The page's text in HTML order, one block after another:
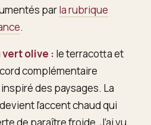
parla rubrique
.
vert olive : le terracotta et
complémentaire
des paysages. La
l’accent chaud qui
de paraître froide. J’ai vu